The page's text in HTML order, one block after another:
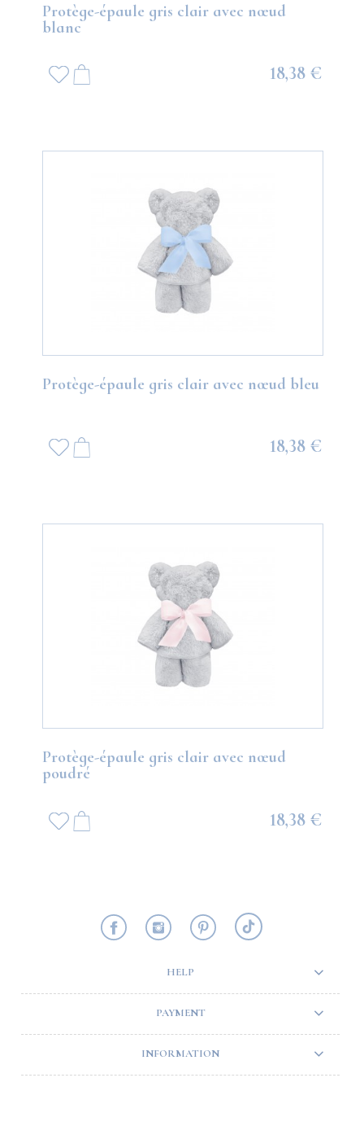
Protège-épaule gris clair avec nœud
blanc
18,38 €
Protège-épaule gris clair avec nœud bleu
18,38 €
Protège-épaule gris clair avec nœud
poudré
18,38 €
HELP
PAYMENT
INFORMATION